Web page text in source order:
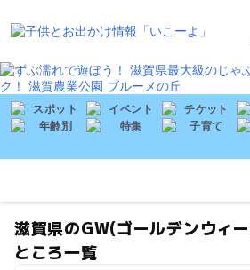
滋賀県のGW(ゴールデンウィ
ところ一覧